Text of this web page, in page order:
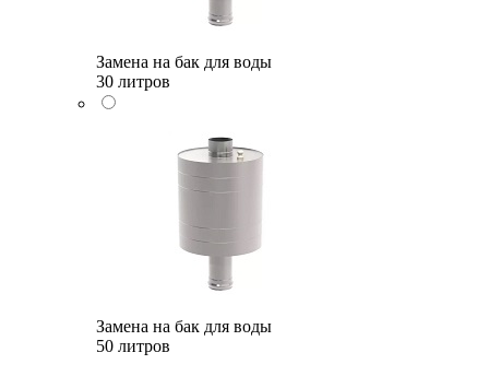
Замена на бак для воды
30 литров
Замена на бак для воды
50 литров